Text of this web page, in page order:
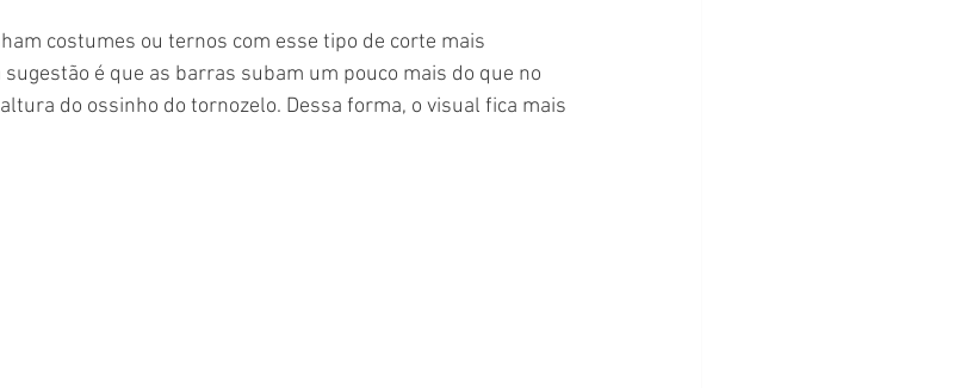
sugestão é que as barras subam um pouco mais do que no
do ossinho do tornozelo. Dessa forma, o visual fica mais